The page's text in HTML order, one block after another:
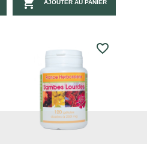
AJOUTER AU PANIER
favorite_border